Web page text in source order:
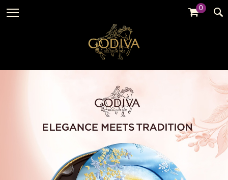
0
全部
品牌活動
全部
金裝禮盒
松露禮盒
巧克力珠寶禮盒
童趣系列
全部
牛奶巧克力
白巧克力
綜合巧克力
冰淇淋
Cafe
婚禮系列
GODIVA故事
GODIVA大師團隊